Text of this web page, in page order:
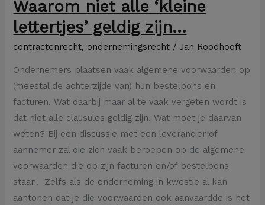
Waarom niet alle ‘kleine
lettertjes’ geldig zijn…
contractenrecht, ondernemingsrecht / Jan Roodhooft
Ondernemers plaatsen vaak algemene voorwaarden op
(meestal de achterzijde van) hun bestelbons en
facturen. Wat daarbij maar al te vaak vergeten wordt is
dat niet alle clausules geldig zijn. Wat moet je daarvan
weten? Bij een discussie met een leverancier of
aannemer zal die zich vaak beroepen op de algemene
voorwaarden die op zijn facturen en/of bestelbons
staan. Zelfs als de onderneming in kwestie al kan
aantonen dat je die voorwaarden ook aanvaardde is het